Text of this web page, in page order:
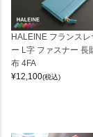
HALEINE フランスレ
ー L字 ファスナー 長
布 4FA
¥12,100(税込)